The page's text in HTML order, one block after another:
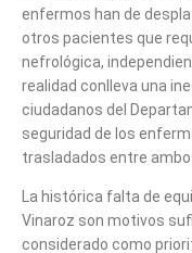
enfermos han de
otros pacientes que
nefrológica,
realidad conlleva una
ciudadanos del
seguridad de los
trasladados entre
La histórica falta de
Vinaroz son motivos
considerado como